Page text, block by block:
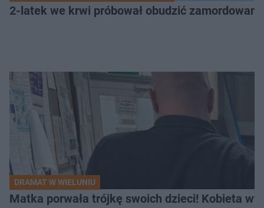
2-latek we krwi próbował obudzić
DRAMAT W WIELUNIU
Matka porwała trójkę swoich dzieci! Kobieta